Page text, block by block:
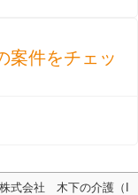
件をチェッ
株式会社 木下の介護（I